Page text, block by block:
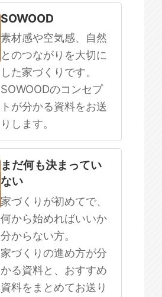
SOWOOD
素材感や空気感、自然
とのつながりを大切に
した家づくりです。
SOWOODのコンセプ
トが分かる資料をお送
りします。
まだ何も決まってい
ない
家づくりが初めてで、
何から始めればいいか
分からない方。
家づくりの進め方が分
かる資料と、おすすめ
資料をまとめてお送り